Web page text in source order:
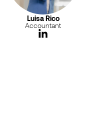
Luisa Rico
Accountant